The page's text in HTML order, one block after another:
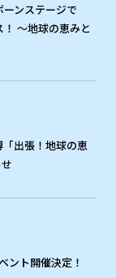
ンステージで
！ ～地球の恵みと
出張！地球の恵
ト開催決定！